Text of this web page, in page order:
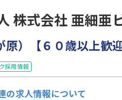
株式会社 亜細亜
）【６０歳以上歓迎
採用情報
の求人情報について